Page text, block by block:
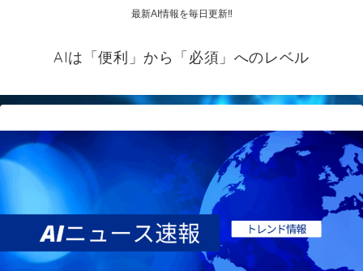
最新AI情報を毎日更新‼
AIは「便利」から「必須」へのレベル